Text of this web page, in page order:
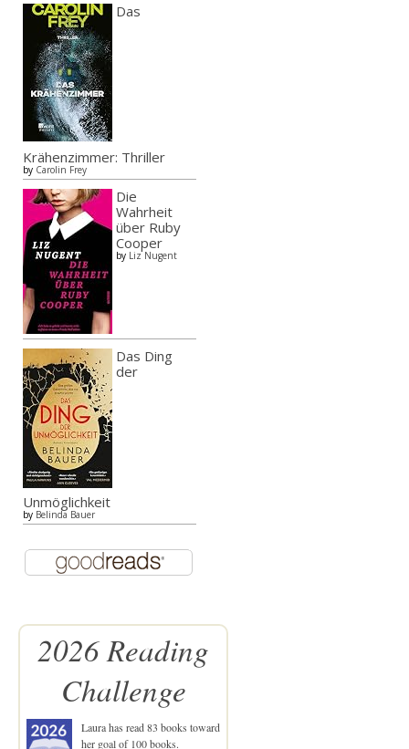
Das
Krähenzimmer: Thriller
by Carolin Frey
Die
Wahrheit
über Ruby
Cooper
by Liz Nugent
Das Ding
der
Unmöglichkeit
by Belinda Bauer
2026 Reading
Challenge
Laurahas read 83 books toward
her goal of 100 books.